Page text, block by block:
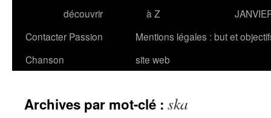
découvrir
à Z
Contacter Passion
Chanson
Mentions légales : but et
site web
Archives par mot-clé : ska